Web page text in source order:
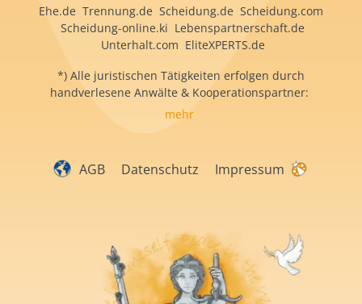
Ehe.de Trennung.de Scheidung.de Scheidung.com
Scheidung-online.ki Lebenspartnerschaft.de
Unterhalt.com EliteXPERTS.de
*) Alle juristischen Tätigkeiten erfolgen durch
handverlesene Anwälte & Kooperationspartner:
mehr
AGB Datenschutz Impressum